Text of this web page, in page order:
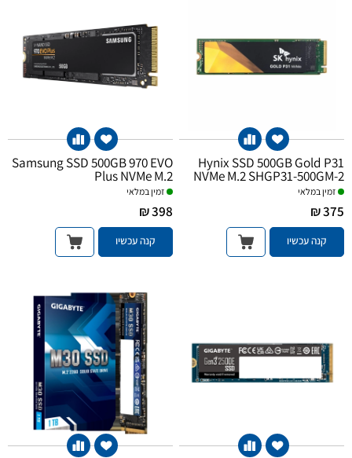
Hynix SSD 500GB Gold P31
NVMe M.2 SHGP31-500GM-2
זמין במלאי
375 ₪
קנה עכשיו
Samsung SSD 500GB 970 EVO
Plus NVMe M.2
זמין במלאי
398 ₪
קנה עכשיו